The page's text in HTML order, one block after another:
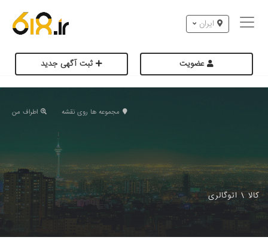
ایران
عضویت ثبت آگهی جدید
مجموعه ها روی نقشه اطراف من
کالا\اتوگالری